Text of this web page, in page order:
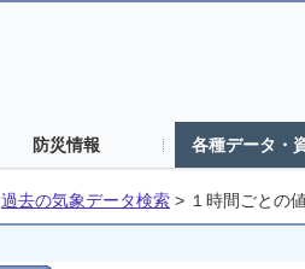
防災情報 各種データ・
過去の気象データ検索 > １時間ごとの